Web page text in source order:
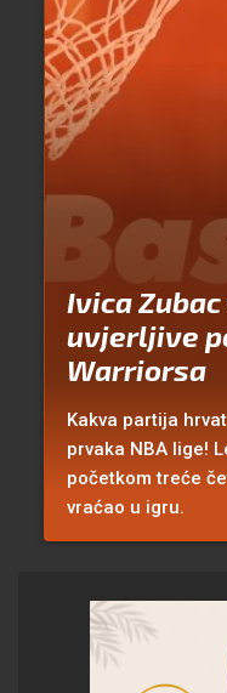
Ivica
uvjerljive
Warriorsa
Kakva partija
prvaka NBA lige!
početkom treće
vraćao u igru.